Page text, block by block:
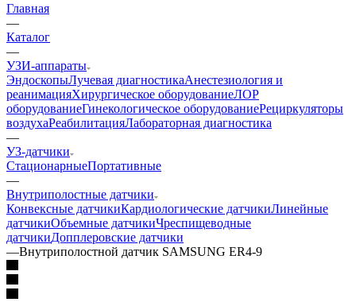
Главная
—
Каталог
—
УЗИ-аппараты
ЭндоскопыЛучевая диагностикаАнестезиология и
реанимацияХирургическое оборудованиеЛОР
оборудованиеГинекологическое оборудованиеРециркуляторы
воздухаРеабилитацияЛабораторная диагностика
—
УЗ-датчики
СтационарныеПортативные
—
Внутриполостные датчики
Конвексные датчикиКардиологические датчикиЛинейные
датчикиОбъемные датчикиЧреспищеводные
датчикиДопплеровские датчики
—Внутриполостной датчик SAMSUNG ER4-9